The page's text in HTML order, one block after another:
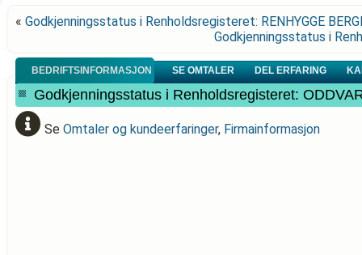
« Godkjenningsstatus i Renholdsregisteret: RENHYGGE
Godkjenningsstatus i
BEDRIFTSINFORMASJON SE OMTALER DEL ERFARING
Godkjenningsstatus i Renholdsregisteret:
Se Omtaler og kundeerfaringer, Firmainformasjon